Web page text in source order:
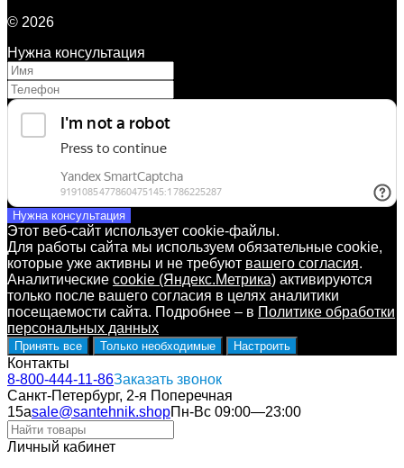
© 2026
Нужна консультация
Нужна консультация
Этот веб-сайт использует cookie-файлы.
Для работы сайта мы используем обязательные cookie,
которые уже активны и не требуют вашего согласия.
Аналитические cookie (Яндекс.Метрика) активируются
только после вашего согласия в целях аналитики
посещаемости сайта. Подробнее – в Политике обработки
персональных данных
Принять все Только необходимые Настроить
Контакты
8-800-444-11-86Заказать звонок
Санкт-Петербург, 2-я Поперечная
15аsale@santehnik.shopПн-Вс 09:00—23:00
Личный кабинет